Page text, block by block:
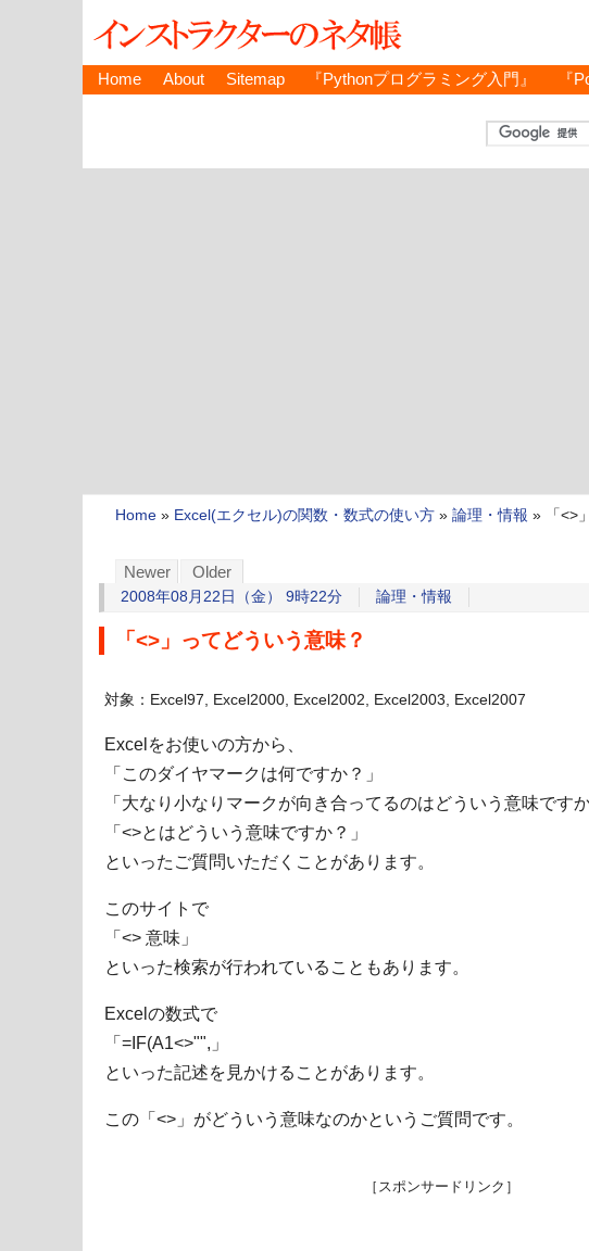
Home About Sitemap 『Pythonプログラミング入門』 『
Home » Excel(エクセル)の関数・数式の使い方 » 論理・情報 » 「<>
Newer Older
2008年08月22日（金） 9時22分 論理・情報
「<>」ってどういう意味？
対象：Excel97, Excel2000, Excel2002, Excel2003, Excel2007
Excelをお使いの方から、
「このダイヤマークは何ですか？」
「大なり小なりマークが向き合ってるのはどういう意味ですか
「<>とはどういう意味ですか？」
といったご質問いただくことがあります。
このサイトで
「<> 意味」
といった検索が行われていることもあります。
Excelの数式で
「=IF(A1<>"",」
といった記述を見かけることがあります。
この「<>」がどういう意味なのかというご質問です。
［スポンサードリンク］